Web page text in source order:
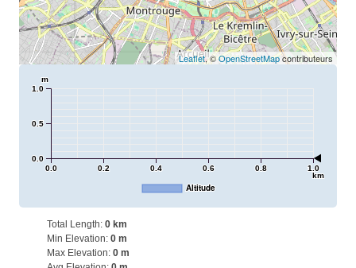
Leaflet, ©OpenStreetMapcontributeurs
0.0 0.2 0.4 0.6 0.8 1.0
km
0.0
0.5
1.0
m
Altitude
Total Length: 0 km
Min Elevation: 0 m
Max Elevation: 0 m